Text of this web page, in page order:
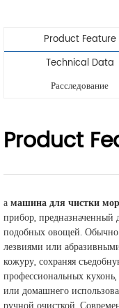
Product Feature
Technical Data
Расследование
Product
амашина для чистки
прибор,
подобных овощей.
лезвиями или
кожуру, сохраняя
профессиональных
или домашнего